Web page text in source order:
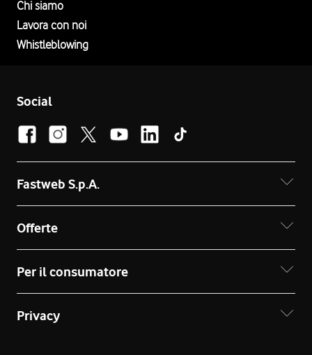
Chi siamo
Lavora con noi
Whistleblowing
Social
Fastweb S.p.A.
Offerte
Per il consumatore
Privacy